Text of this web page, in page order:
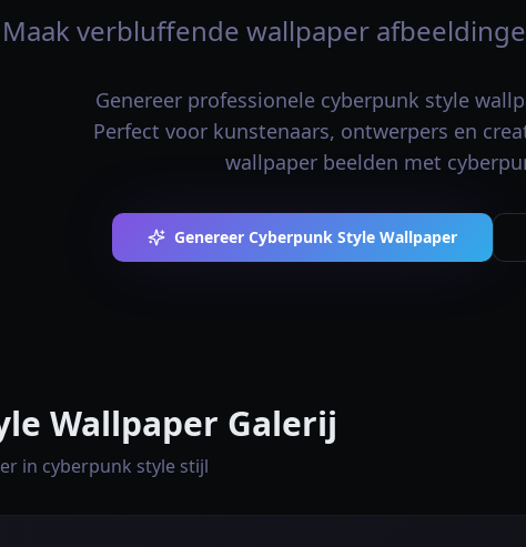
Maak verbluffende wallpaper
Genereer professionele cyberpunk style
Perfect voor kunstenaars, ontwerpers en
wallpaper beelden met
Genereer Cyberpunk Style Wallpaper
Wallpaper Galerij
in cyberpunk style stijl